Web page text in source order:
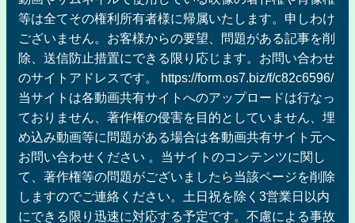
等は全てその権利所有者様に帰属いたします。申しわけ
ございません。お客様からの要望、問題がある記事を削
除、送信防止措置にできる限り応じます。お問い合わせ
のサイトアドレスです。 https://form.os7.biz/f/c82c6596/
当サイトは各動画共有サイトへのアップロードは行なっ
ておりません、著作権の侵害を目的としていません、埋
め込み動画等に問題がある場合は各動画共有サイト元へ
お問い合わせください 。当サイトのコンテンツに関し
て、著作権等の問題がございましたら当該ページを削除
しますのでご連絡ください。土日祝を除く3営業日以内
にできる限り迅速に対応する予定です。不慮による事故